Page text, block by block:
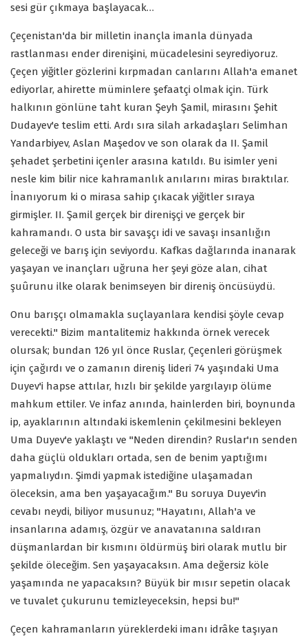
sesi gür çıkmaya başlayacak…
Çeçenistan'da bir milletin inançla imanla dünyada
rastlanması ender direnişini, mücadelesini seyrediyoruz.
Çeçen yiğitler gözlerini kırpmadan canlarını Allah'a emanet
ediyorlar, ahirette müminlere şefaatçi olmak için. Türk
halkının gönlüne taht kuran Şeyh Şamil, mirasını Şehit
Dudayev'e teslim etti. Ardı sıra silah arkadaşları Selimhan
Yandarbiyev, Aslan Maşedov ve son olarak da II. Şamil
şehadet şerbetini içenler arasına katıldı. Bu isimler yeni
nesle kim bilir nice kahramanlık anılarını miras bıraktılar.
İnanıyorum ki o mirasa sahip çıkacak yiğitler sıraya
girmişler. II. Şamil gerçek bir direnişçi ve gerçek bir
kahramandı. O usta bir savaşçı idi ve savaşı insanlığın
geleceği ve barış için seviyordu. Kafkas dağlarında inanarak
yaşayan ve inançları uğruna her şeyi göze alan, cihat
şuûrunu ilke olarak benimseyen bir direniş öncüsüydü.
Onu barışçı olmamakla suçlayanlara kendisi şöyle cevap
verecekti." Bizim mantalitemiz hakkında örnek verecek
olursak; bundan 126 yıl önce Ruslar, Çeçenleri görüşmek
için çağırdı ve o zamanın direniş lideri 74 yaşındaki Uma
Duyev'i hapse attılar, hızlı bir şekilde yargılayıp ölüme
mahkum ettiler. Ve infaz anında, hainlerden biri, boynunda
ip, ayaklarının altındaki iskemlenin çekilmesini bekleyen
Uma Duyev'e yaklaştı ve "Neden direndin? Ruslar'ın senden
daha güçlü oldukları ortada, sen de benim yaptığımı
yapmalıydın. Şimdi yapmak istediğine ulaşamadan
öleceksin, ama ben yaşayacağım." Bu soruya Duyev'in
cevabı neydi, biliyor musunuz; "Hayatını, Allah'a ve
insanlarına adamış, özgür ve anavatanına saldıran
düşmanlardan bir kısmını öldürmüş biri olarak mutlu bir
şekilde öleceğim. Sen yaşayacaksın. Ama değersiz köle
yaşamında ne yapacaksın? Büyük bir mısır sepetin olacak
ve tuvalet çukurunu temizleyeceksin, hepsi bu!"
Çeçen kahramanların yüreklerdeki imanı idrâke taşıyan